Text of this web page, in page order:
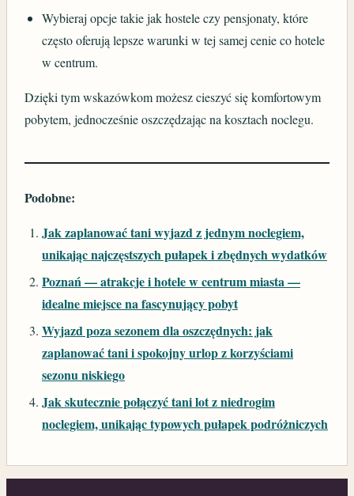
Wybieraj opcje takie jak hostele czy pensjonaty, które
często oferują lepsze warunki w tej samej cenie co hotele
w centrum.
Dzięki tym wskazówkom możesz cieszyć się komfortowym
pobytem, jednocześnie oszczędzając na kosztach noclegu.
Podobne:
Jak zaplanować tani wyjazd z jednym noclegiem,
unikając najczęstszych pułapek i zbędnych wydatków
Poznań — atrakcje i hotele w centrum miasta —
idealne miejsce na fascynujący pobyt
Wyjazd poza sezonem dla oszczędnych: jak
zaplanować tani i spokojny urlop z korzyściami
sezonu niskiego
Jak skutecznie połączyć tani lot z niedrogim
noclegiem, unikając typowych pułapek podróżniczych